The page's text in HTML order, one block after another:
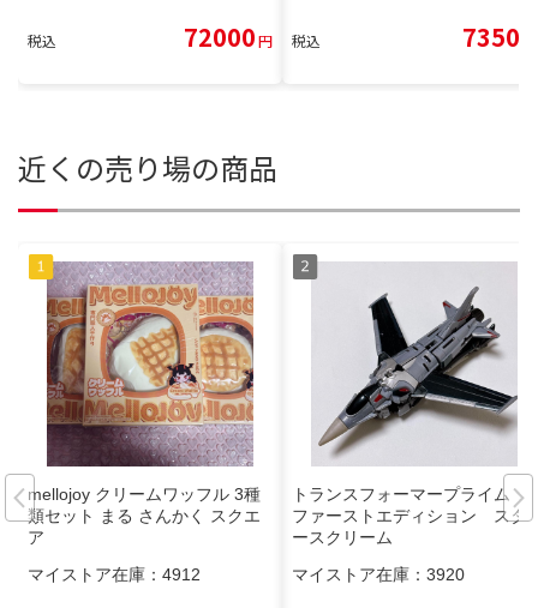
税込 72000円 税込 7350
近くの売り場の商品
mellojoy クリームワッフル 3種
類セット まる さんかく スクエ
ア
マイストア在庫： 4912
トランスフォーマープライム
ファーストエディション スタ
ースクリーム
マイストア在庫： 3920